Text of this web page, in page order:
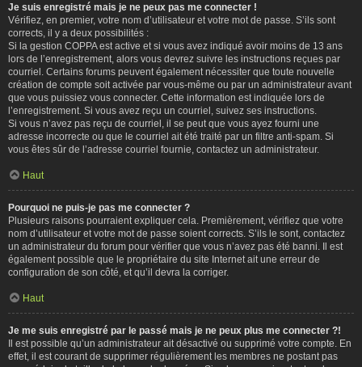
Je suis enregistré mais je ne peux pas me connecter !
Vérifiez, en premier, votre nom d’utilisateur et votre mot de passe. S’ils sont
corrects, il y a deux possibilités :
Si la gestion COPPA est active et si vous avez indiqué avoir moins de 13 ans
lors de l’enregistrement, alors vous devrez suivre les instructions reçues par
courriel. Certains forums peuvent également nécessiter que toute nouvelle
création de compte soit activée par vous-même ou par un administrateur avant
que vous puissiez vous connecter. Cette information est indiquée lors de
l’enregistrement. Si vous avez reçu un courriel, suivez ses instructions.
Si vous n’avez pas reçu de courriel, il se peut que vous ayez fourni une
adresse incorrecte ou que le courriel ait été traité par un filtre anti-spam. Si
vous êtes sûr de l’adresse courriel fournie, contactez un administrateur.
Haut
Pourquoi ne puis-je pas me connecter ?
Plusieurs raisons pourraient expliquer cela. Premièrement, vérifiez que votre
nom d’utilisateur et votre mot de passe soient corrects. S’ils le sont, contactez
un administrateur du forum pour vérifier que vous n’avez pas été banni. Il est
également possible que le propriétaire du site Internet ait une erreur de
configuration de son côté, et qu’il devra la corriger.
Haut
Je me suis enregistré par le passé mais je ne peux plus me connecter ?!
Il est possible qu’un administrateur ait désactivé ou supprimé votre compte. En
effet, il est courant de supprimer régulièrement les membres ne postant pas